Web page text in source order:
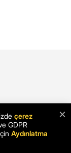
×
çerez
GDPR
Aydınlatma